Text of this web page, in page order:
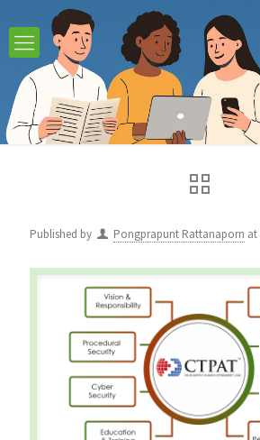
Published by Pongprapunt Rattanaporn at